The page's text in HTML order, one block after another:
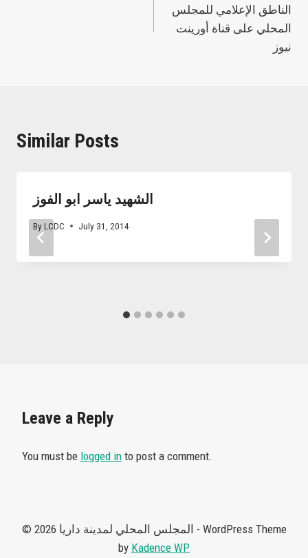
الناطق الإعلامي للمجلس
المحلي على قناة أورينت
نيوز
Similar Posts
الشهيد ياسر ابو الفوز
ByLCDC July 31, 2014
Leave a Reply
You must be logged in to post a comment.
© 2026 المجلس المحلي لمدينة داريا - WordPress Theme
by Kadence WP